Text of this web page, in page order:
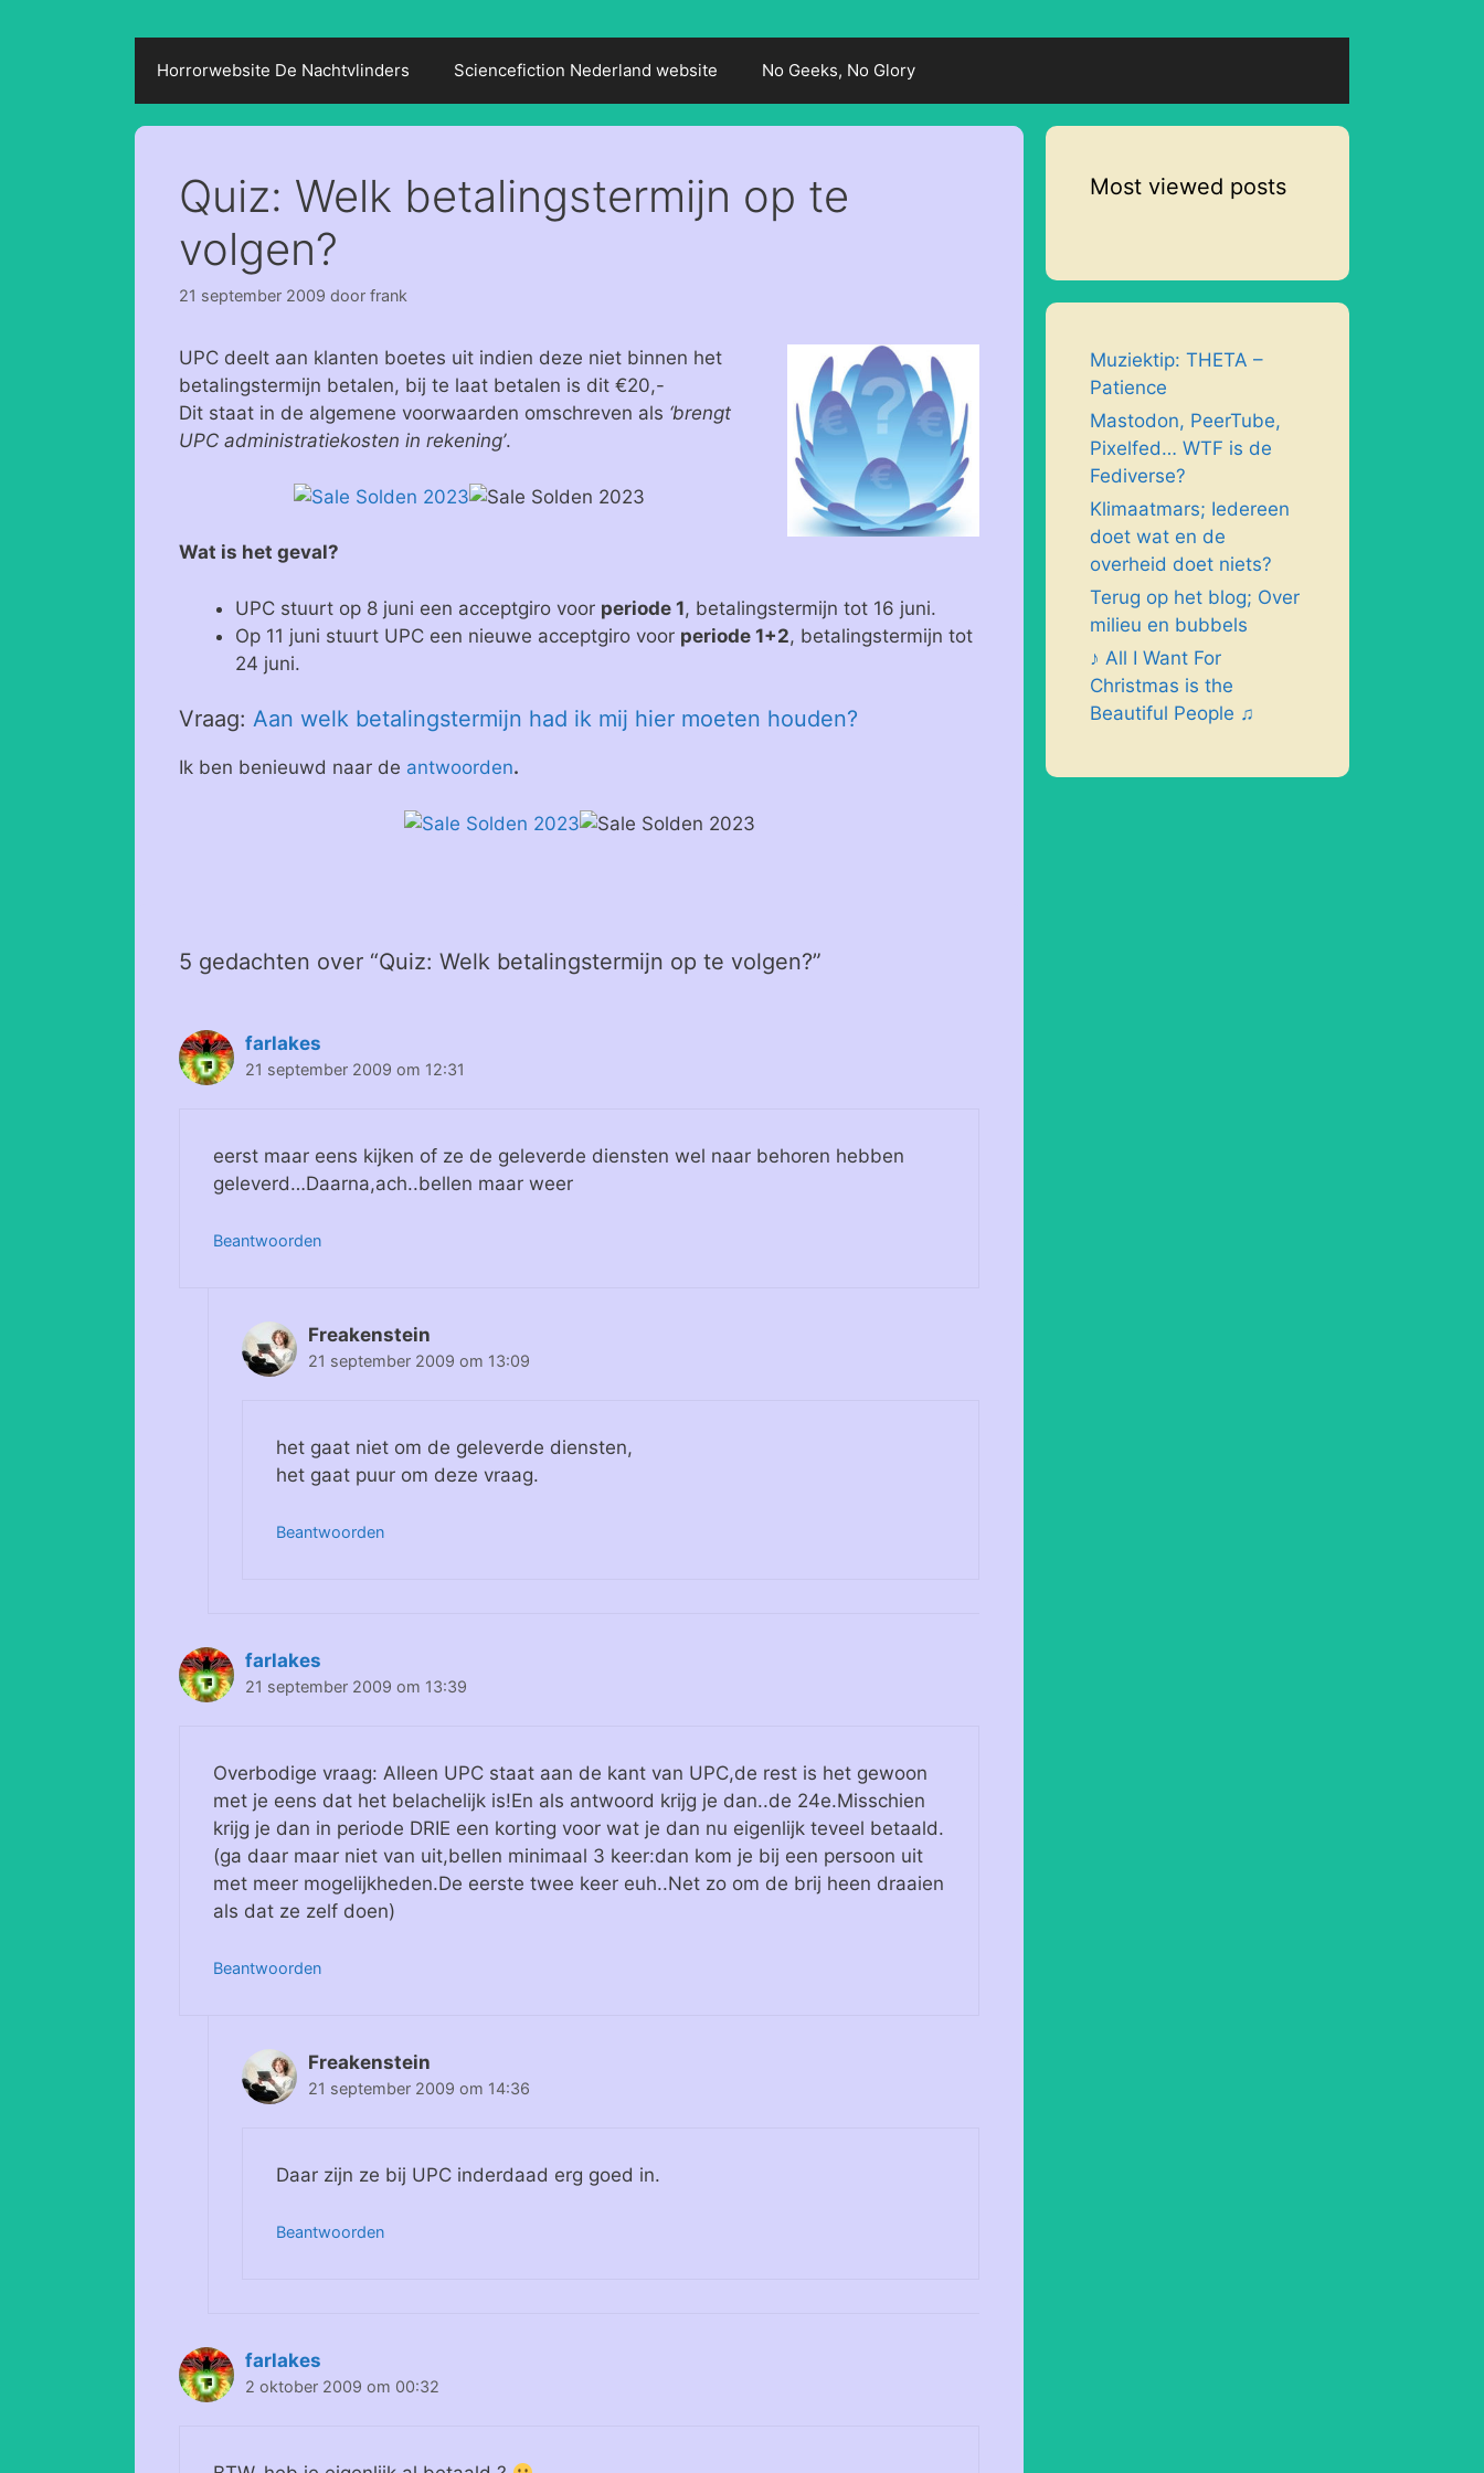
Horrorwebsite De Nachtvlinders Sciencefiction Nederland website No Geeks, No Glory
Quiz: Welk betalingstermijn op te
volgen?
21 september 2009 door frank
UPC deelt aan klanten boetes uit indien deze niet binnen het
betalingstermijn betalen, bij te laat betalen is dit €20,-
Dit staat in de algemene voorwaarden omschreven als ‘brengt
UPC administratiekosten in rekening’.
Wat is het geval?
UPC stuurt op 8 juni een acceptgiro voor periode 1, betalingstermijn tot 16 juni.
Op 11 juni stuurt UPC een nieuwe acceptgiro voor periode 1+2, betalingstermijn tot
24 juni.
Vraag: Aan welk betalingstermijn had ik mij hier moeten houden?
Ik ben benieuwd naar de antwoorden.
5 gedachten over “Quiz: Welk betalingstermijn op te volgen?”
farlakes
21 september 2009 om 12:31
eerst maar eens kijken of ze de geleverde diensten wel naar behoren hebben
geleverd…Daarna,ach..bellen maar weer
Beantwoorden
Freakenstein
21 september 2009 om 13:09
het gaat niet om de geleverde diensten,
het gaat puur om deze vraag.
Beantwoorden
farlakes
21 september 2009 om 13:39
Overbodige vraag: Alleen UPC staat aan de kant van UPC,de rest is het gewoon
met je eens dat het belachelijk is!En als antwoord krijg je dan..de 24e.Misschien
krijg je dan in periode DRIE een korting voor wat je dan nu eigenlijk teveel betaald.
(ga daar maar niet van uit,bellen minimaal 3 keer:dan kom je bij een persoon uit
met meer mogelijkheden.De eerste twee keer euh..Net zo om de brij heen draaien
als dat ze zelf doen)
Beantwoorden
Freakenstein
21 september 2009 om 14:36
Daar zijn ze bij UPC inderdaad erg goed in.
Beantwoorden
farlakes
2 oktober 2009 om 00:32
Most viewed posts
Muziektip: THETA –
Patience
Mastodon, PeerTube,
Pixelfed… WTF is de
Fediverse?
Klimaatmars; Iedereen
doet wat en de
overheid doet niets?
Terug op het blog; Over
milieu en bubbels
♪ All I Want For
Christmas is the
Beautiful People ♫